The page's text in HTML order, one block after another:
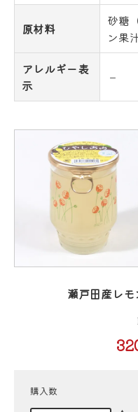
原材料
砂糖
ン果
アレルギー表
示
－
瀬戸田産レ
購入数